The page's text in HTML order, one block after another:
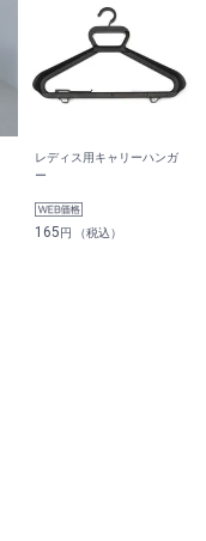
レディス用キャリーハンガ
ー
165円 （税込）